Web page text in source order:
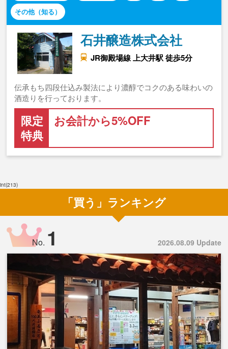
その他（知る）
石井醸造株式会社
JR御殿場線 上大井駅 徒歩5分
伝承もち四段仕込み製法により濃醇でコクのある味わいの
酒造りを行っております。
限定
特典
お会計から5%OFF
int(213)
「買う」ランキング
2026.08.09 Update
No. 1